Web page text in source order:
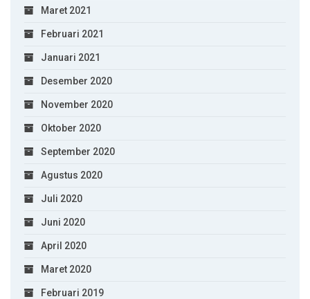
Maret 2021
Februari 2021
Januari 2021
Desember 2020
November 2020
Oktober 2020
September 2020
Agustus 2020
Juli 2020
Juni 2020
April 2020
Maret 2020
Februari 2019